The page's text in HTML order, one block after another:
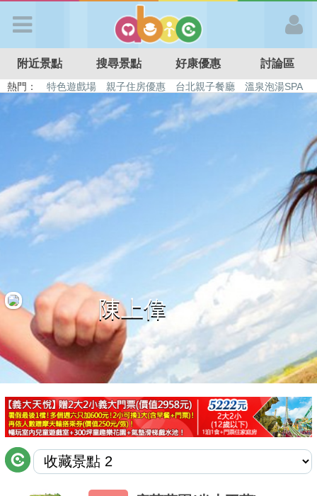
APP登入
首 頁
搜尋景點
好康優惠
最新留言
商家合作
推薦景點
討論區
聯絡我們
附近景點 搜尋景點 好康優惠 討論區
熱門： 特色遊戲場 親子住房優惠 台北親子餐廳
溫泉泡湯SPA
溜滑梯民宿
觀光工廠 日本親子景點
陳上偉